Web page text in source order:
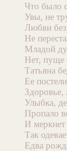
Что было
Увы, не
Любви
Не
Младой
Нет, пуще
Татьяна
Ее
Здоровье,
Улыбка,
Пропало
И
Так
Едва